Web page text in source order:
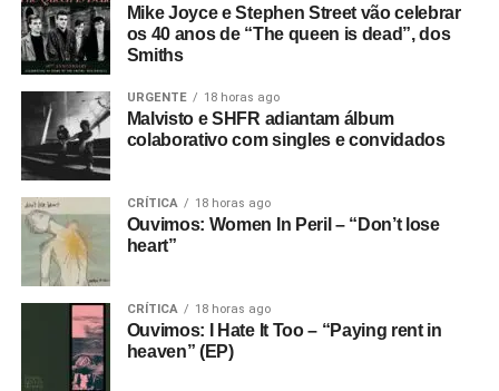
Mike Joyce e Stephen Street vão celebrar
os 40 anos de “The queen is dead”, dos
Smiths
URGENTE 18 horas ago
Malvisto e SHFR adiantam álbum
colaborativo com singles e convidados
CRÍTICA 18 horas ago
Ouvimos: Women In Peril – “Don’t lose
heart”
CRÍTICA 18 horas ago
Ouvimos: I Hate It Too – “Paying rent in
heaven” (EP)